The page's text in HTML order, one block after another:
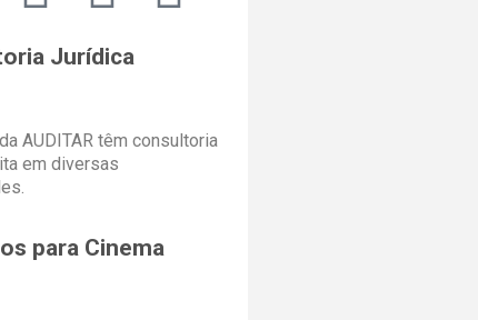
Jurídica
AUDITAR têm consultoria
em diversas
para Cinema